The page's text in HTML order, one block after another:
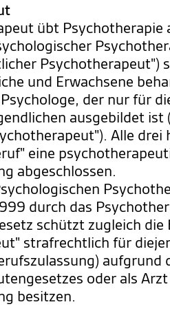
übt Psychotherapie
Psychotherapeut")
und Erwachsene
der nur für
ausgebildet ist
Alle drei
eine
abgeschlossen.
durch das
schützt zugleich
strafrechtlich für
aufgrund
oder als
besitzen.